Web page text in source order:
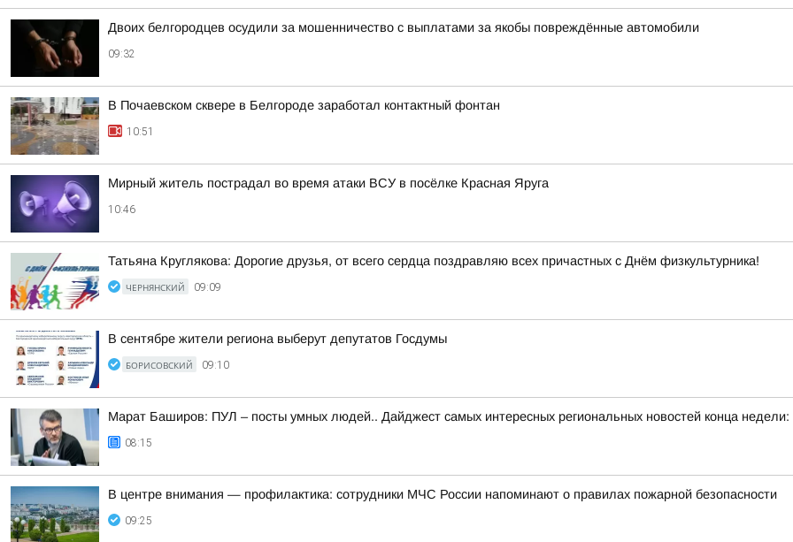
Двоих белгородцев осудили за мошенничество с выплатами за якобы повреждённые автомобили
09:32
В Почаевском сквере в Белгороде заработал контактный фонтан
10:51
Мирный житель пострадал во время атаки ВСУ в посёлке Красная Яруга
10:46
Татьяна Круглякова: Дорогие друзья, от всего сердца поздравляю всех причастных с Днём физкультурника!
ЧЕРНЯНСКИЙ 09:09
В сентябре жители региона выберут депутатов Госдумы
БОРИСОВСКИЙ 09:10
Марат Баширов: ПУЛ – посты умных людей.. Дайджест самых интересных региональных новостей конца недели:
08:15
В центре внимания — профилактика: сотрудники МЧС России напоминают о правилах пожарной безопасности
09:25